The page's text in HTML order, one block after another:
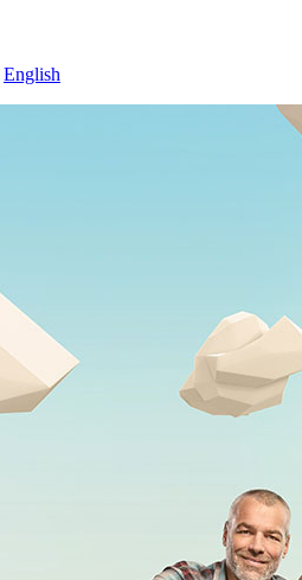
English